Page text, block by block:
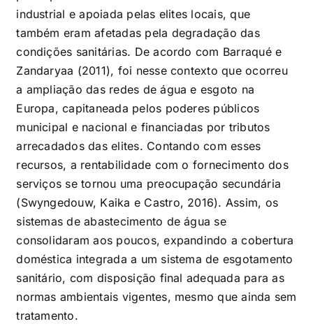
industrial e apoiada pelas elites locais, que
também eram afetadas pela degradação das
condições sanitárias. De acordo com Barraqué e
Zandaryaa (2011), foi nesse contexto que ocorreu
a ampliação das redes de água e esgoto na
Europa, capitaneada pelos poderes públicos
municipal e nacional e financiadas por tributos
arrecadados das elites. Contando com esses
recursos, a rentabilidade com o fornecimento dos
serviços se tornou uma preocupação secundária
(Swyngedouw, Kaika e Castro, 2016). Assim, os
sistemas de abastecimento de água se
consolidaram aos poucos, expandindo a cobertura
doméstica integrada a um sistema de esgotamento
sanitário, com disposição final adequada para as
normas ambientais vigentes, mesmo que ainda sem
tratamento.